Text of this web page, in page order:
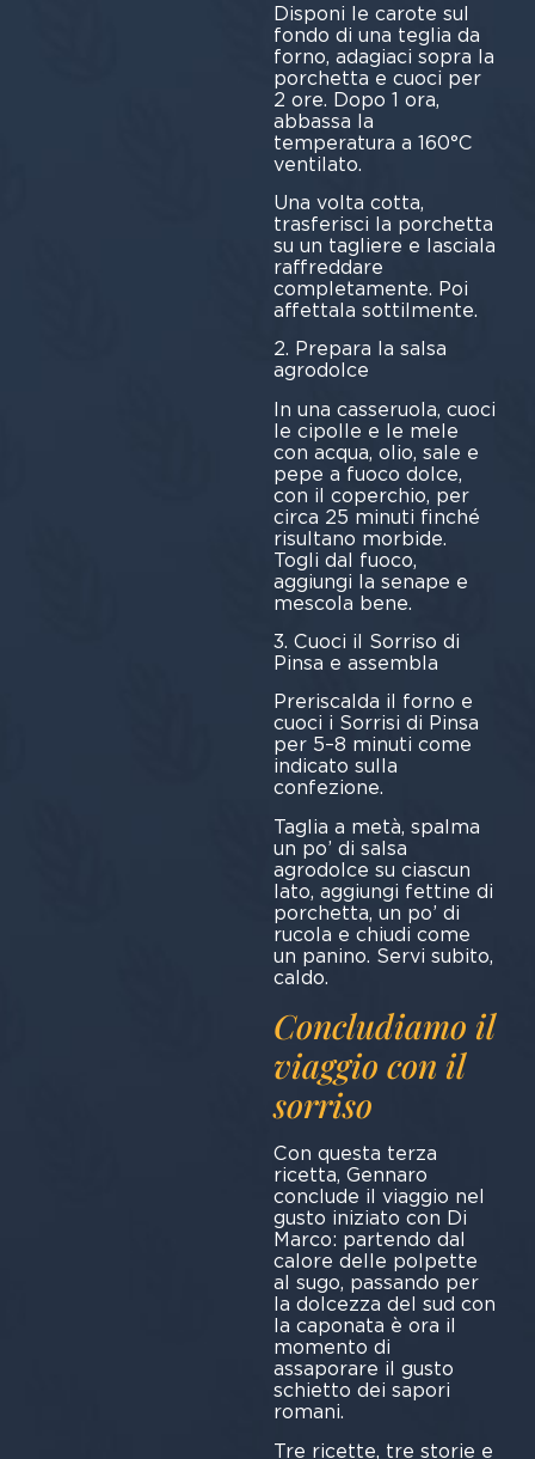
Disponi le carote sul
fondo di una teglia da
forno, adagiaci sopra la
porchetta e cuoci per
2 ore. Dopo 1 ora,
abbassa la
temperatura a 160°C
ventilato.
Una volta cotta,
trasferisci la porchetta
su un tagliere e lasciala
raffreddare
completamente. Poi
affettala sottilmente.
2. Prepara la salsa
agrodolce
In una casseruola, cuoci
le cipolle e le mele
con acqua, olio, sale e
pepe a fuoco dolce,
con il coperchio, per
circa 25 minuti finché
risultano morbide.
Togli dal fuoco,
aggiungi la senape e
mescola bene.
3. Cuoci il Sorriso di
Pinsa e assembla
Preriscalda il forno e
cuoci i Sorrisi di Pinsa
per 5–8 minuti come
indicato sulla
confezione.
Taglia a metà, spalma
un po’ di salsa
agrodolce su ciascun
lato, aggiungi fettine di
porchetta, un po’ di
rucola e chiudi come
un panino. Servi subito,
caldo.
Concludiamo il
viaggio con il
sorriso
Con questa terza
ricetta, Gennaro
conclude il viaggio nel
gusto iniziato con Di
Marco: partendo dal
calore delle polpette
al sugo, passando per
la dolcezza del sud con
la caponata è ora il
momento di
assaporare il gusto
schietto dei sapori
romani.
Tre ricette, tre storie e